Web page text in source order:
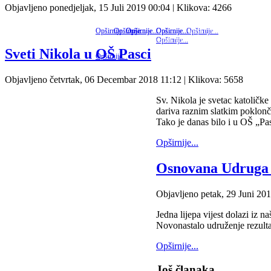
Sv. Nikola je svetac katoličke i
Opširnije...
Jedna lijepa vijest dolazi iz naše
Opširnije...
Večeras je u prostorijama MZ Par Selo održan
Opširnije...
Opširnije...
Dragi naši, ovim putem vas obavještavamo o aktivnostima u
Naime, već duže vrijeme postoji ideja i inicijativa da se
jer mještani Orašja uveliko rade...
Opširnije...
Sv. Nikola je svetac katoličke i
Opširnije...
Dan 25. listopad se u Federaciji BiH obilježava
Opširnije...
Nakon izgradnje prve autobuske nadstrešnice koja je
Opširnije...
Udruga mladih Par Selo-Dubrave je ispunila jednu
Opširnije...
Objavljeno ponedjeljak, 15 Juli 2019 00:04 | Klikova: 4266
Sveti Nikola u OŠ Pasci
Objavljeno četvrtak, 06 Decembar 2018 11:12 | Klikova: 5658
Sv. Nikola je svetac
dariva raznim slatkim
Tako je danas bilo i u OŠ
Opširnije...
Osnovana Udruga
Objavljeno petak, 29 Juni
Jedna lijepa vijest dolazi iz
Novonastalo udruženje
Opširnije...